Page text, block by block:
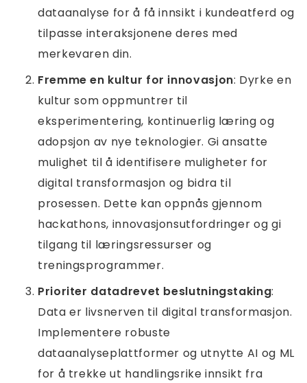
dataanalyse for å få innsikt i kundeatferd og
tilpasse interaksjonene deres med
merkevaren din.
Fremme en kultur for innovasjon: Dyrke en
kultur som oppmuntrer til
eksperimentering, kontinuerlig læring og
adopsjon av nye teknologier. Gi ansatte
mulighet til å identifisere muligheter for
digital transformasjon og bidra til
prosessen. Dette kan oppnås gjennom
hackathons, innovasjonsutfordringer og gi
tilgang til læringsressurser og
treningsprogrammer.
Prioriter datadrevet beslutningstaking:
Data er livsnerven til digital transformasjon.
Implementere robuste
dataanalyseplattformer og utnytte AI og ML
for å trekke ut handlingsrike innsikt fra